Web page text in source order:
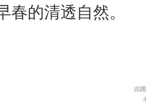
春的清透自然。